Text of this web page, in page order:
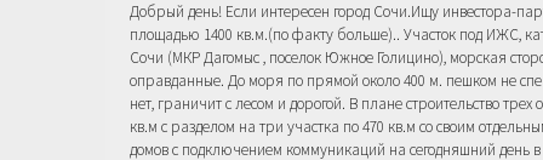
Добрый день! Если интересен город Сочи.Ищу инвестора-
площадью 1400 кв.м.(по факту больше).. Участок под ИЖС,
Сочи (МКР Дагомыс , поселок Южное Голицино), морская
оправданные. До моря по прямой около 400 м. пешком не
нет, граничит с лесом и дорогой. В плане строительство
кв.м с разделом на три участка по 470 кв.м со своим
домов с подключением коммуникаций на сегодняшний день